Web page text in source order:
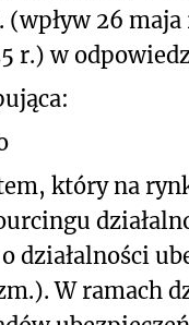
26
r.) w
który na
działalności
W ramach